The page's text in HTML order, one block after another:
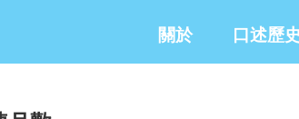
關於 口述歷史